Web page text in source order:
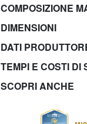
COMPOSIZIONE
DIMENSIONI
DATI
TEMPI E COSTI DI
SCOPRI ANCHE